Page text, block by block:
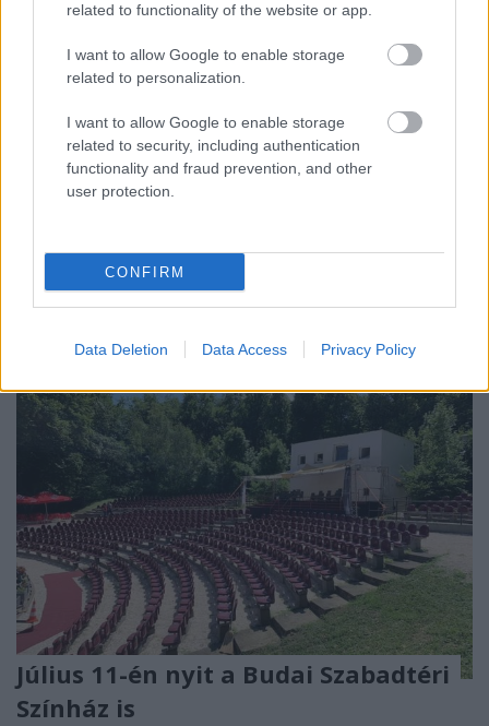
related to functionality of the website or app.
I want to allow Google to enable storage
related to personalization.
I want to allow Google to enable storage
related to security, including authentication
functionality and fraud prevention, and other
user protection.
CONFIRM
Data Deletion Data Access Privacy Policy
Kaszás Attila-díj - elindult a
közönségszavazás
2020. június 23.
Csankó Zoltánra (Győri Nemzeti Színház), Földes
Tamásra (Budapesti Operettszínház) és ...
Július 11-én nyit a Budai Szabadtéri
Színház is